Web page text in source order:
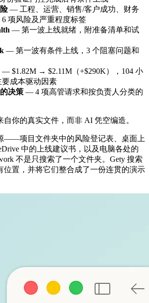
— 工程、运营、销售/客户成功、财务
项风险及严重程度标签
— 第一波上线就绪，附准备清单和试
— 第一波有条件上线，3 个阻塞问题和
— $1.82M → $2.11M（+$290K），104 小
成本驱动因素
决策 — 4 项高管请求和按负责人分类的
你的真实文件，而非 AI 凭空编造。
——项目文件夹中的风险登记表、桌面上
中的上线建议书，以及电脑各处的
不是只搜索了一个文件夹。Gety 搜索
位置，并将它们整合成了一份连贯的演示